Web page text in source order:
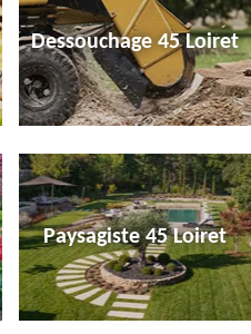
Dessouchage 45 Loiret
Paysagiste 45 Loiret